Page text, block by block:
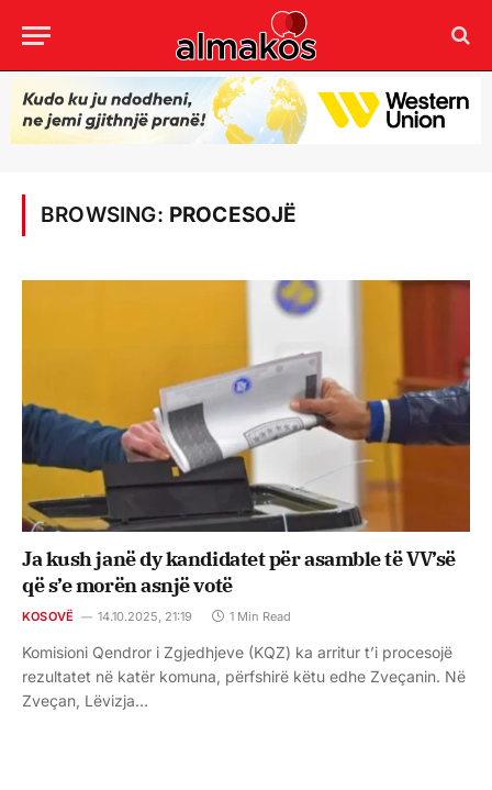
BROWSING: PROCESOJË
Ja kush janë dy kandidatet për asamble të VV’së
që s’e morën asnjë votë
KOSOVË 14.10.2025, 21:19 1 Min Read
Komisioni Qendror i Zgjedhjeve (KQZ) ka arritur t’i procesojë
rezultatet në katër komuna, përfshirë këtu edhe Zveçanin. Në
Zveçan, Lëvizja…